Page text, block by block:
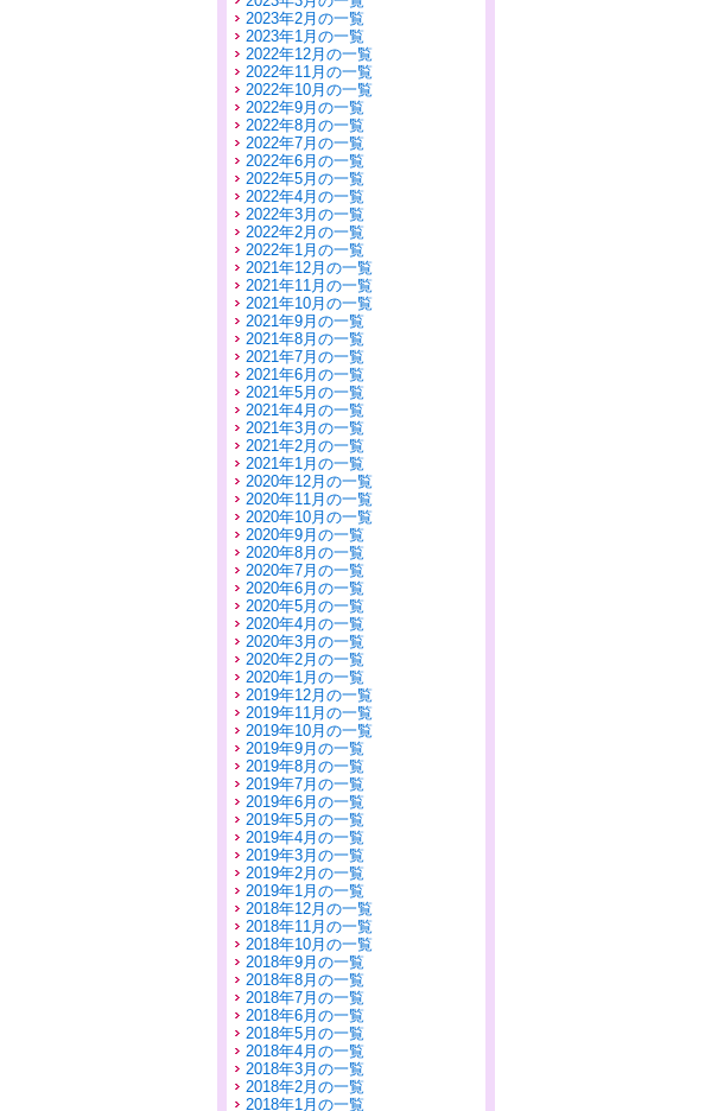
2023年2月の一覧
2023年1月の一覧
2022年12月の一覧
2022年11月の一覧
2022年10月の一覧
2022年9月の一覧
2022年8月の一覧
2022年7月の一覧
2022年6月の一覧
2022年5月の一覧
2022年4月の一覧
2022年3月の一覧
2022年2月の一覧
2022年1月の一覧
2021年12月の一覧
2021年11月の一覧
2021年10月の一覧
2021年9月の一覧
2021年8月の一覧
2021年7月の一覧
2021年6月の一覧
2021年5月の一覧
2021年4月の一覧
2021年3月の一覧
2021年2月の一覧
2021年1月の一覧
2020年12月の一覧
2020年11月の一覧
2020年10月の一覧
2020年9月の一覧
2020年8月の一覧
2020年7月の一覧
2020年6月の一覧
2020年5月の一覧
2020年4月の一覧
2020年3月の一覧
2020年2月の一覧
2020年1月の一覧
2019年12月の一覧
2019年11月の一覧
2019年10月の一覧
2019年9月の一覧
2019年8月の一覧
2019年7月の一覧
2019年6月の一覧
2019年5月の一覧
2019年4月の一覧
2019年3月の一覧
2019年2月の一覧
2019年1月の一覧
2018年12月の一覧
2018年11月の一覧
2018年10月の一覧
2018年9月の一覧
2018年8月の一覧
2018年7月の一覧
2018年6月の一覧
2018年5月の一覧
2018年4月の一覧
2018年3月の一覧
2018年2月の一覧
2018年1月の一覧